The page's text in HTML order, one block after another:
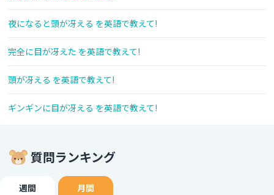
夜になると頭が冴える を英語で教えて!
完全に目が冴えた を英語で教えて!
頭が冴える を英語で教えて!
ギンギンに目が冴える を英語で教えて!
質問ランキング
週間 月間